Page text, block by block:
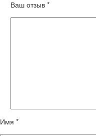
Ваш отзыв *
Имя *